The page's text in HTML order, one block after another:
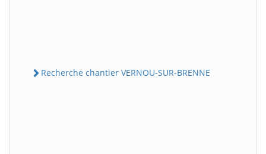
Recherche chantier VERNOU-SUR-BRENNE